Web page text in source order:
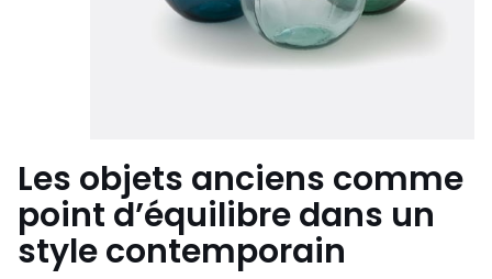
Les objets anciens comme
point d’équilibre dans un
style contemporain